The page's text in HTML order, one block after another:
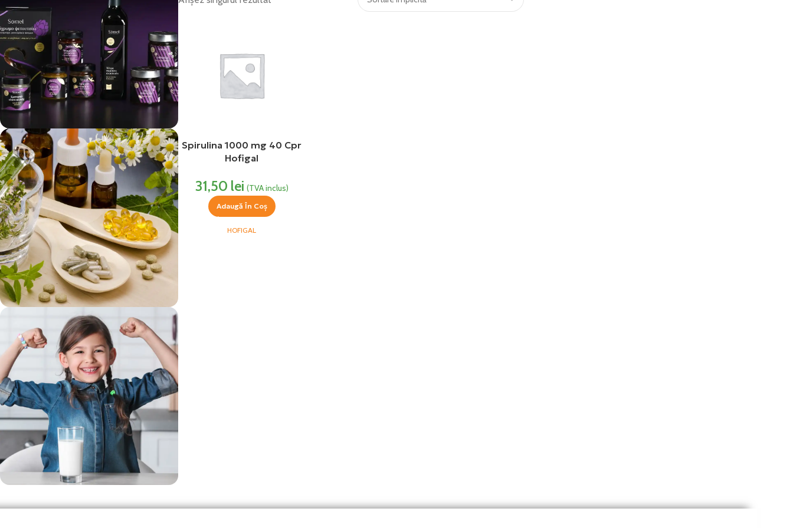
vezi si...
Produse Alimentare
vezi si...
Suplimente
vezi si...
Spirulina 1000 mg 40 Cpr
Hofigal
31,50 lei (TVA inclus)
Adaugă În Coș
HOFIGAL